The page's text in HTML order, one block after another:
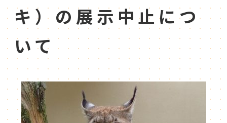
キ）の展示中止につ
いて